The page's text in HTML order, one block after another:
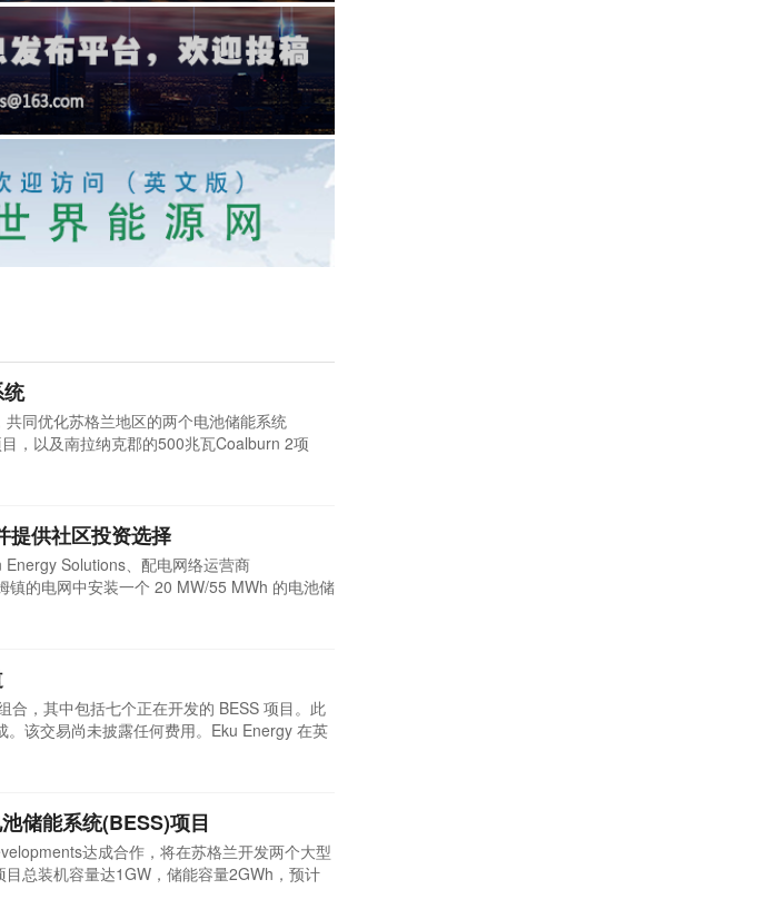
同优化苏格兰地区的两个电池储能系统
，以及南拉纳克郡的500兆瓦Coalburn 2项
成最终投资决定。此前，苏格兰政府已于
Coalburn 2项目则于2024年1月获得许可，
提供社区投资选择
Solutions、配电网络运营商
的电网中安装一个 20 MW/55 MWh 的电池储
投资500欧元至25,000欧元的机会，EVB客户
的合格次级贷款面向居民开放，如果居民违
合，其中包括七个正在开发的 BESS 项目。此
该交易尚未披露任何费用。Eku Energy 在英
项目。该公司的运营组合包括位于英国埃塞
已于 2024 年秋季全面投入商业运营。Eku
储能系统(BESS)项目
达成合作，将在苏格兰开发两个大型
总装机容量达1GW，储能容量2GWh，预计
具有提升电网可靠性和支持能源转型的战略价